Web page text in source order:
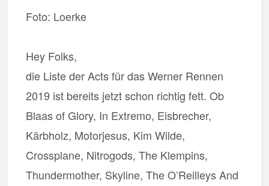
Foto: Loerke
Hey Folks,
die Liste der Acts für das Werner Rennen
2019 ist bereits jetzt schon richtig fett. Ob
Blaas of Glory, In Extremo, Eisbrecher,
Kärbholz, Motorjesus, Kim Wilde,
Crossplane, Nitrogods, The Klempins,
Thundermother, Skyline, The O’Reilleys And